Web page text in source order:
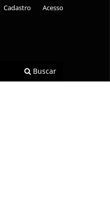
Buscar
Cadastro Acesso